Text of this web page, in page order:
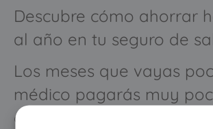
Descubre cómo ahorrar
al año en tu seguro de
Los meses que vayas
médico pagarás muy
cuando vayas mucho